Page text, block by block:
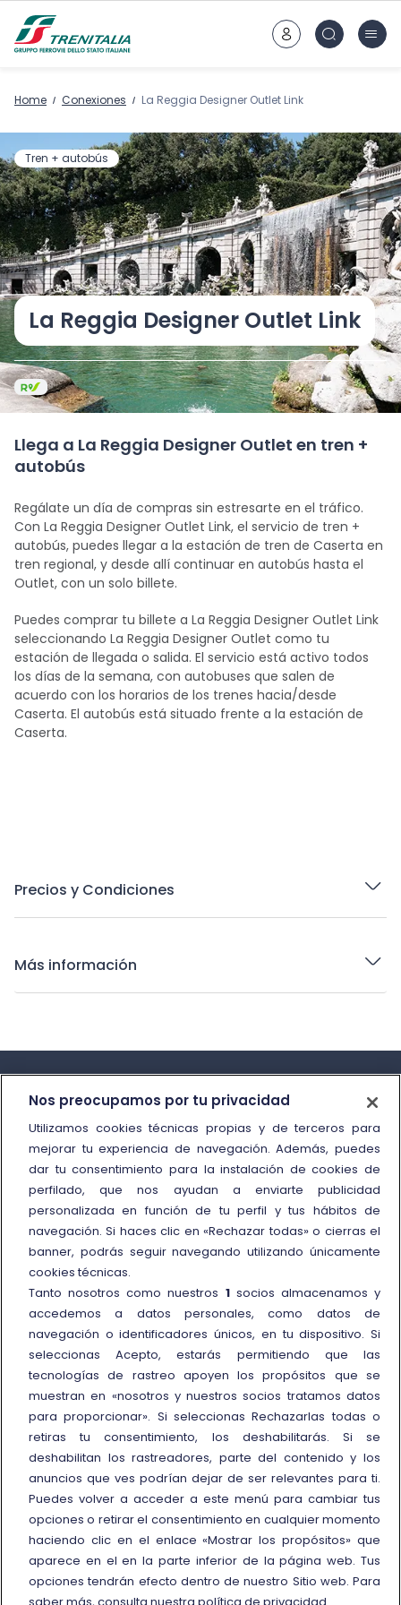
Home Conexiones La Reggia Designer Outlet Link
Tren + autobús
La Reggia Designer Outlet Link
Llega a La Reggia Designer Outlet en tren +
autobús
Regálate un día de compras sin estresarte en el tráfico.
Con La Reggia Designer Outlet Link, el servicio de tren +
autobús, puedes llegar a la estación de tren de Caserta en
tren regional, y desde allí continuar en autobús hasta el
Outlet, con un solo billete.
Puedes comprar tu billete a La Reggia Designer Outlet Link
seleccionando La Reggia Designer Outlet como tu
estación de llegada o salida. El servicio está activo todos
los días de la semana, con autobuses que salen de
acuerdo con los horarios de los trenes hacia/desde
Caserta. El autobús está situado frente a la estación de
Caserta.
Precios y Condiciones
Más información
Información y contacto
Call Center
Oficinas de atención al cliente
Personas con movilidad reducida
Cómo presentar una reclamación
Reembolso y compensación
Más información
Condiciones de uso de
tarifas/ofertas
Trenitalia y la sostenibilidad
Viaggiatreno
Enlace externo
© Gruppo FS Italiane 2026
Protección de datos personales
Política de cookies
Nos preocupamos por tu privacidad
Utilizamos cookies técnicas propias y de terceros para
mejorar tu experiencia de navegación. Además, puedes
dar tu consentimiento para la instalación de cookies de
perfilado, que nos ayudan a enviarte publicidad
personalizada en función de tu perfil y tus hábitos de
navegación. Si haces clic en «Rechazar todas» o cierras el
banner, podrás seguir navegando utilizando únicamente
cookies técnicas.
Tanto nosotros como nuestros 1socios almacenamos y
accedemos a datos personales, como datos de
navegación o identificadores únicos, en tu dispositivo. Si
seleccionas Acepto, estarás permitiendo que las
tecnologías de rastreo apoyen los propósitos que se
muestran en «nosotros y nuestros socios tratamos datos
para proporcionar». Si seleccionas Rechazarlas todas o
retiras tu consentimiento, los deshabilitarás. Si se
deshabilitan los rastreadores, parte del contenido y los
anuncios que ves podrían dejar de ser relevantes para ti.
Puedes volver a acceder a este menú para cambiar tus
opciones o retirar el consentimiento en cualquier momento
haciendo clic en el enlace «Mostrar los propósitos» que
aparece en el en la parte inferior de la página web. Tus
opciones tendrán efecto dentro de nuestro Sitio web. Para
saber más, consulta nuestra política de privacidad.